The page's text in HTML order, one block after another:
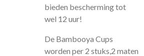
bieden bescherming tot
wel 12 uur!
De Bambooya Cups
worden per 2 stuks,2 maten